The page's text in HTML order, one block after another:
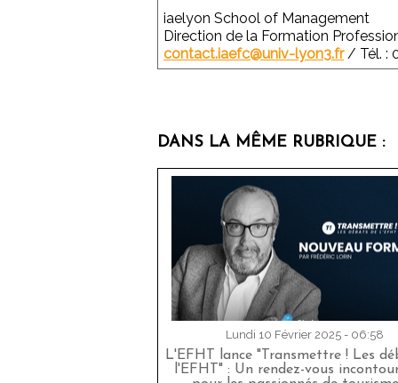
iaelyon School of Management
Direction de la Formation
contact.iaefc@univ-lyon3.fr/ Tél. :
DANS LA MÊME RUBRIQUE :
Lundi 10 Février 2025 - 06:58
L'EFHT lance "Transmettre ! Les
l'EFHT" : Un rendez-vous